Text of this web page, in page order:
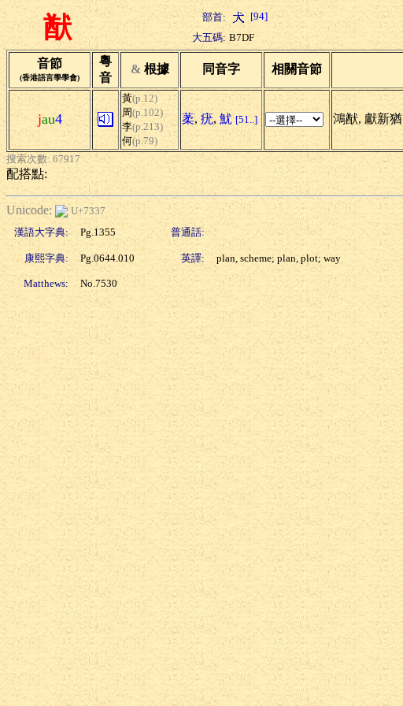
猷 部首: [94]
大五碼: B7DF
音節
(香港語言學學會)
粵
音
& 根據 同音字 相關音節
jau4
黃(p.12)
周(p.102)
李(p.213)
何(p.79)
葇, 疣, 魷 [51..] 鴻猷, 獻新猶
搜索次數: 67917
配搭點:
Unicode:
U+7337
漢語大字典:
Pg.1355 普通話:
康熙字典: Pg.0644.010 英譯: plan, scheme; plan, plot; way
Matthews: No.7530